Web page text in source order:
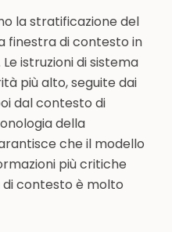
la stratificazione del
finestra di contesto in
istruzioni di sistema
più alto, seguite dai
dal contesto di
della
che il modello
più critiche
contesto è molto